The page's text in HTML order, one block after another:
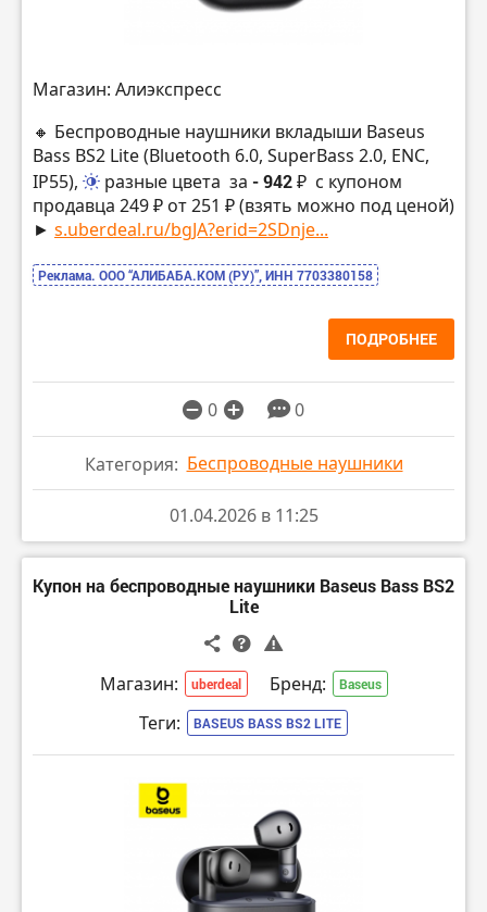
Магазин: Алиэкспресс
🔸 Беспроводные наушники вкладыши Baseus
Bass BS2 Lite (Bluetooth 6.0, SuperBass 2.0, ENC,
IP55),
разные цвета за - 942 ₽ с купоном
продавца 249 ₽ от 251 ₽ (взять можно под ценой)
► s.uberdeal.ru/bgJA?erid=2SDnje...
Реклама. ООО “АЛИБАБА.КОМ (РУ)”, ИНН 7703380158
ПОДРОБНЕЕ
0 0
Категория: Беспроводные наушники
01.04.2026 в 11:25
Купон на беспроводные наушники Baseus Bass BS2
Lite
Магазин: uberdeal Бренд: Baseus
Теги: BASEUS BASS BS2 LITE